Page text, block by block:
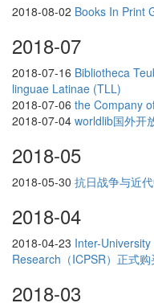
2018-08-02 Books In Print
2018-07
2018-07-16 Bibliotheca
linguae Latinae (TLL)
2018-07-06 the Company
2018-07-04 worldlib国外开
2018-05
2018-05-30 抗日战争与近
2018-04
2018-04-23 Inter-
Research（ICPSR）正式购
2018-03